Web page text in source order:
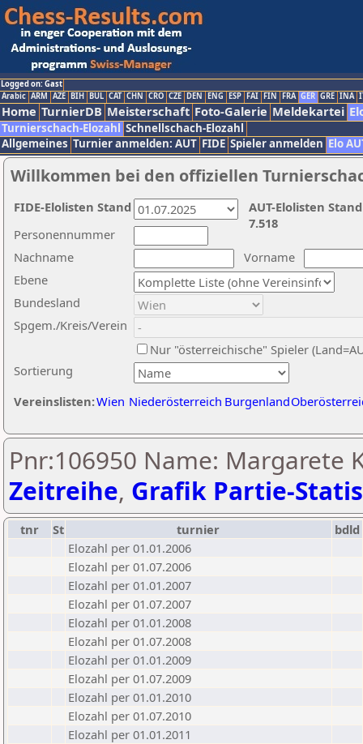
Logged on: Gast
Arabic ARM AZE BIH BUL CAT CHN CRO CZE DEN ENG ESP FAI FIN FRA GER GRE INA
Home TurnierDB Meisterschaft Foto-Galerie Meldekartei
Turnierschach-Elozahl Schnellschach-Elozahl
Allgemeines Turnier anmelden: AUT FIDE Spieler anmelden Elo
Willkommen bei den offiziellen
Nachname
Vorname
Ebene
Sortierung
Personennummer
Bundesland
Spgem./Kreis/Verein
Nur "österreichische" Spieler
Vereinslisten:Wien Niederösterreich Burgenland
AUT-Elolisten
7.518
FIDE-Elolisten Stand
Pnr:106950 Name: Margarete
Zeitreihe, Grafik Partie-
tnr St turnier
bdld
Elozahl per 01.01.2006
Elozahl per 01.07.2006
Elozahl per 01.01.2007
Elozahl per 01.07.2007
Elozahl per 01.01.2008
Elozahl per 01.07.2008
Elozahl per 01.01.2009
Elozahl per 01.07.2009
Elozahl per 01.01.2010
Elozahl per 01.07.2010
Elozahl per 01.01.2011